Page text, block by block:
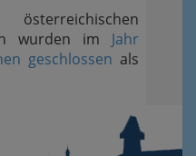
wurden im Jahr
geschlossen als